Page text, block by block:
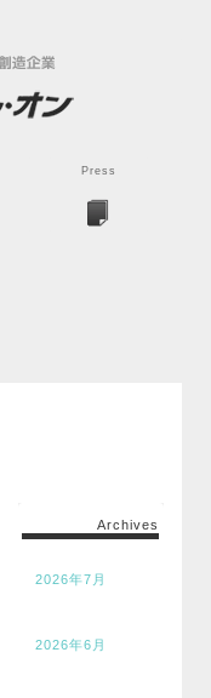
Press
Archives
2026年7月
2026年6月